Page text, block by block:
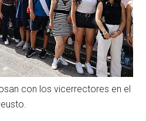
con los vicerrectores en el